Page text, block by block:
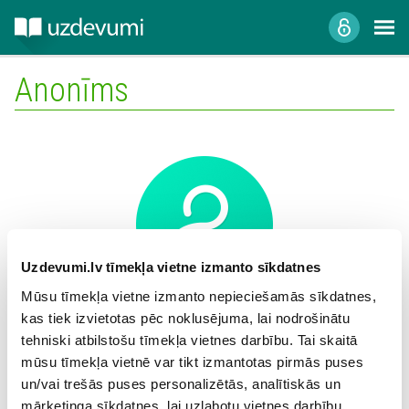
Uzdevumi.lv tīmekļa vietne izmanto sīkdatnes
Mūsu tīmekļa vietne izmanto nepieciešamās sīkdatnes,
kas tiek izvietotas pēc noklusējuma, lai nodrošinātu
tehniski atbilstošu tīmekļa vietnes darbību. Tai skaitā
mūsu tīmekļa vietnē var tikt izmantotas pirmās puses
un/vai trešās puses personalizētās, analītiskās un
mārketinga sīkdatnes, lai uzlabotu vietnes darbību,
Anonīms
Mācību iestāde: